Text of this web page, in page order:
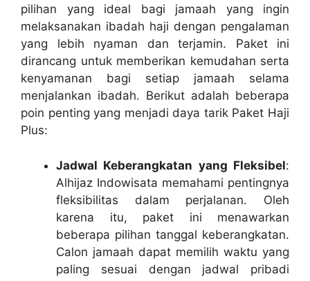
pilihan yang ideal bagi jamaah yang ingin
melaksanakan ibadah haji dengan pengalaman
yang lebih nyaman dan terjamin. Paket ini
dirancang untuk memberikan kemudahan serta
kenyamanan bagi setiap jamaah selama
menjalankan ibadah. Berikut adalah beberapa
poin penting yang menjadi daya tarik Paket Haji
Plus:
Jadwal Keberangkatan yang Fleksibel:
Alhijaz Indowisata memahami pentingnya
fleksibilitas dalam perjalanan. Oleh
karena itu, paket ini menawarkan
beberapa pilihan tanggal keberangkatan.
Calon jamaah dapat memilih waktu yang
paling sesuai dengan jadwal pribadi